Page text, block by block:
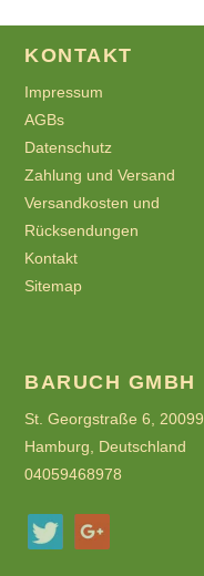
KONTAKT
Impressum
AGBs
Datenschutz
Zahlung und Versand
Versandkosten und
Rücksendungen
Kontakt
Sitemap
BARUCH GMBH
St. Georgstraße 6, 20099
Hamburg, Deutschland
04059468978